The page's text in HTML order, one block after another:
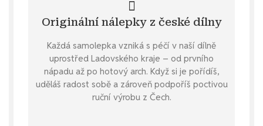
Originální nálepky z české dílny
Každá samolepka vzniká s péčí v naší dílně
uprostřed Ladovského kraje – od prvního
nápadu až po hotový arch. Když si je pořídíš,
uděláš radost sobě a zároveň podpoříš poctivou
ruční výrobu z Čech.